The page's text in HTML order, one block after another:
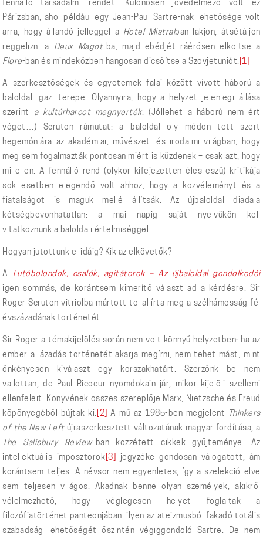
fennálló társadalmi rendet. Különösen jövedelmező volt ez
Párizsban, ahol például egy Jean-Paul Sartre-nak lehetősége volt
arra, hogy állandó jelleggel a Hotel Mistralban lakjon, átsétáljon
reggelizni a Deux Magot-ba, majd ebédjét ráérősen elköltse a
Flore-ban és mindeközben hangosan dicsőítse a Szovjetuniót. [1]
A szerkesztőségek és egyetemek falai között vívott háború a
baloldal igazi terepe. Olyannyira, hogy a helyzet jelenlegi állása
szerint a kultúrharcot megnyerték. (Jóllehet a háború nem ért
véget…) Scruton rámutat: a baloldal oly módon tett szert
hegemóniára az akadémiai, művészeti és irodalmi világban, hogy
meg sem fogalmazták pontosan miért is küzdenek – csak azt, hogy
mi ellen. A fennálló rend (olykor kifejezetten éles eszű) kritikája
sok esetben elegendő volt ahhoz, hogy a közvéleményt és a
fiatalságot is maguk mellé állítsák. Az újbaloldal diadala
kétségbevonhatatlan: a mai napig saját nyelvükön kell
vitatkoznunk a baloldali értelmiséggel.
Hogyan jutottunk el idáig? Kik az elkövetők?
A Futóbolondok, csalók, agitátorok – Az újbaloldal gondolkodói
igen sommás, de korántsem kimerítő választ ad a kérdésre. Sir
Roger Scruton vitriolba mártott tollal írta meg a szélhámosság fél
évszázadának történetét.
Sir Roger a témakijelölés során nem volt könnyű helyzetben: ha az
ember a lázadás történetét akarja megírni, nem tehet mást, mint
önkényesen kiválaszt egy korszakhatárt. Szerzőnk be nem
vallottan, de Paul Ricoeur nyomdokain jár, mikor kijelöli szellemi
ellenfeleit. Könyvének összes szereplője Marx, Nietzsche és Freud
köpönyegéből bújtak ki. [2] A mű az 1985-ben megjelent
Thinkers
of the New Leftújraszerkesztett változatának magyar fordítása, a
The Salisbury Review-ban közzétett cikkek gyűjteménye. Az
intellektuális imposztorok [3]
jegyzéke gondosan válogatott, ám
korántsem teljes. A névsor nem egyenletes, így a szelekció elve
sem teljesen világos. Akadnak benne olyan személyek, akikről
vélelmezhető, hogy véglegesen helyet foglaltak a
filozófiatörténet panteonjában: ilyen az ateizmusból fakadó totális
szabadság lehetőségét őszintén végiggondoló Sartre. De nem